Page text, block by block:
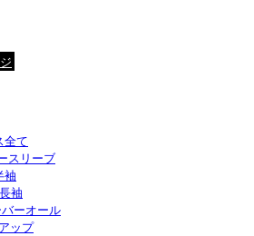
全て
スリーブ
袖
長袖
バーオール
ップ